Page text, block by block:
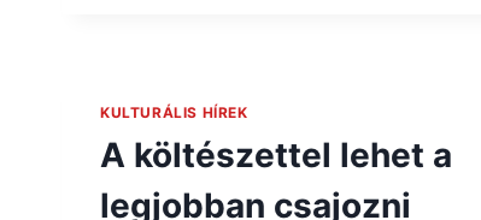
KULTURÁLIS HÍREK
A költészettel lehet a
legjobban csajozni